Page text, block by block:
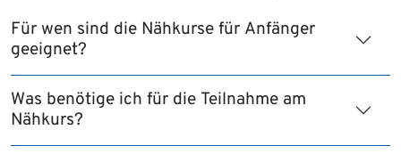
Für wen sind die Nähkurse für Anfänger
geeignet?
Was benötige ich für die Teilnahme am
Nähkurs?